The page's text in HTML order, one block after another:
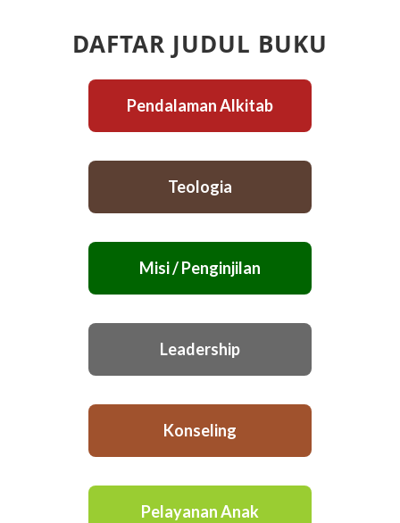
DAFTAR JUDUL BUKU
Pendalaman Alkitab
Teologia
Misi / Penginjilan
Leadership
Konseling
Pelayanan Anak